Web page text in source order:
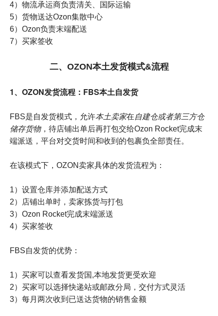
4）物流承运商负责清关、国际运输
5）货物送达Ozon集散中心
6）Ozon负责末端配送
7）买家签收
二、OZON本土发货模式&流程
1、OZON发货流程：FBS本土自发货
FBS是自发货模式，允许本土卖家在自建仓或者第三方仓
储存货物，待店铺出单后再打包交给Ozon Rocket完成末
端派送，平台对交货时间和收到的包裹负全部责任。
在该模式下，OZON卖家具体的发货流程为：
1）设置仓库并添加配送方式
2）店铺出单时，卖家拣货与打包
3）Ozon Rocket完成末端派送
4）买家签收
FBS自发货的优势：
1）买家可以查看发货国,本地发货更受欢迎
2）买家可以选择快递站或邮政分局，交付方式灵活
3）每月两次收到已送达货物的销售金额